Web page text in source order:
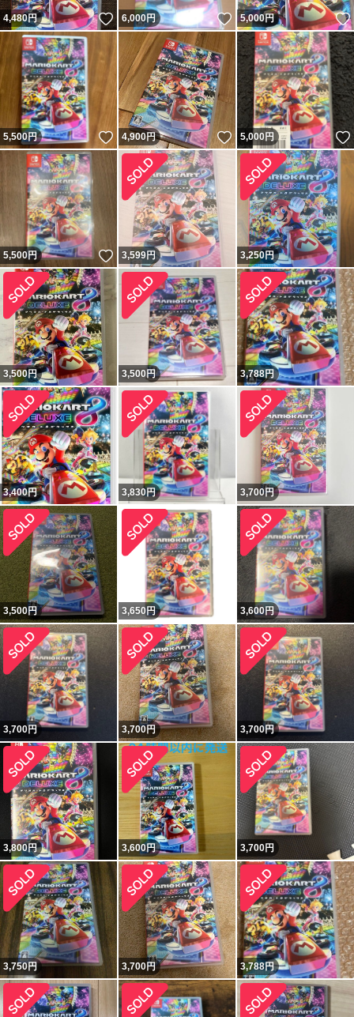
4,480円 いいね！
6,000円 いいね！
5,000円
5,500円 いいね！
4,900円 いいね！
5,000 円
5,500円 いいね！
3,599円 3,250円
3,500円 3,500円 3,788円
3,400円 3,830円 3,700円
3,500円 3,650円 3,600円
3,700円 3,700円 3,700円
3,800円 3,600円 3,700円
3,750円 3,700円 3,788円